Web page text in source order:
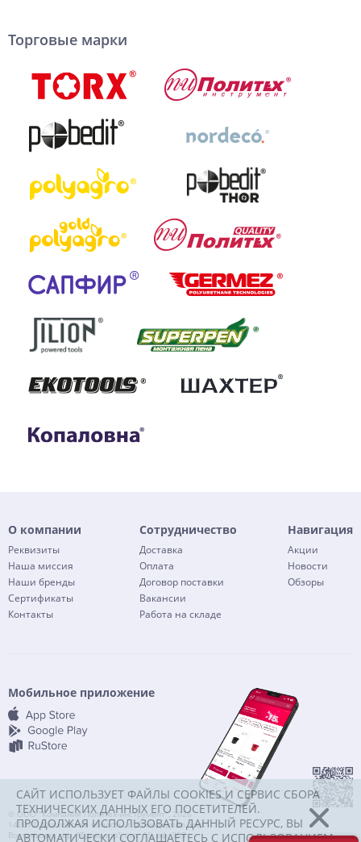
Торговые марки
О компании
Реквизиты
Наша миссия
Наши бренды
Сертификаты
Контакты
Сотрудничество
Доставка
Оплата
Договор поставки
Вакансии
Работа на складе
Навигация
Акции
Новости
Обзоры
Мобильное приложение
© ООО "Компания Политех-инструмент", 2026
142072, Московская область, г. Домодедово, мкр.
Востряково, тер. "Триколор", стр. 15, оф. 303
САЙТ ИСПОЛЬЗУЕТ ФАЙЛЫ COOKIES И СЕРВИС СБОРА
ТЕХНИЧЕСКИХ ДАННЫХ ЕГО ПОСЕТИТЕЛЕЙ.
ПРОДОЛЖАЯ ИСПОЛЬЗОВАТЬ ДАННЫЙ РЕСУРС, ВЫ
АВТОМАТИЧЕСКИ СОГЛАШАЕТЕСЬ С ИСПОЛЬЗОВАНИЕМ